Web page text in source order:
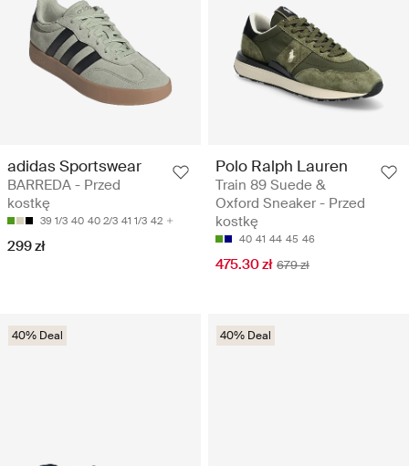
adidas Sportswear
BARREDA - Przed
kostkę
39 1/3 40 40 2/3 41 1/3 42
299 zł
Polo Ralph Lauren
Train 89 Suede &
Oxford Sneaker - Przed
kostkę
40 41 44 45 46
475.30 zł 679 zł
40% Deal 40% Deal